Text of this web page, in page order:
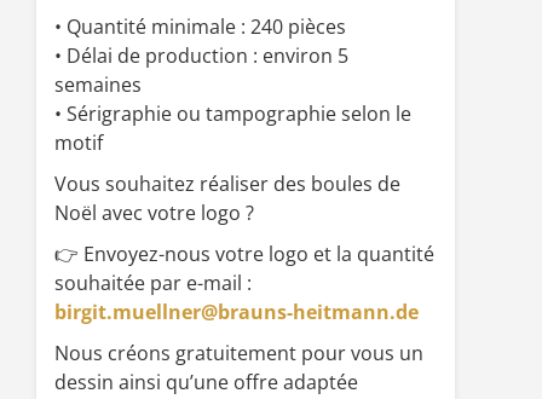
• Quantité minimale : 240 pièces
• Délai de production : environ 5
semaines
• Sérigraphie ou tampographie selon le
motif
Vous souhaitez réaliser des boules de
Noël avec votre logo ?
👉 Envoyez-nous votre logo et la quantité
souhaitée par e-mail :
birgit.muellner@brauns-heitmann.de
Nous créons gratuitement pour vous un
dessin ainsi qu’une offre adaptée